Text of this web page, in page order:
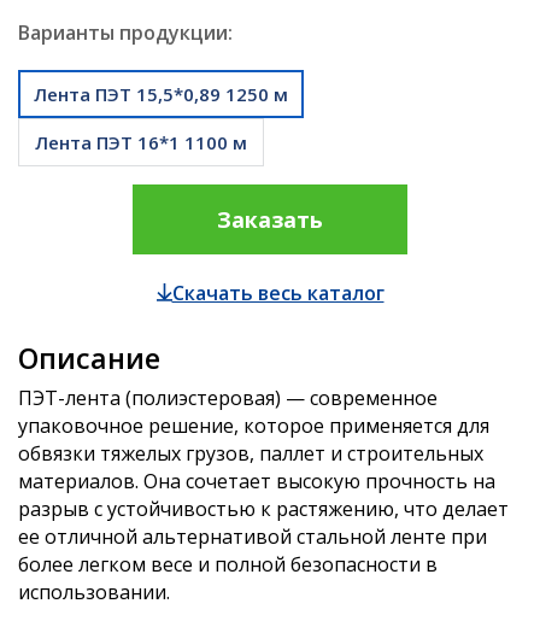
Варианты продукции:
Лента ПЭТ 15,5*0,89 1250 м
Лента ПЭТ 16*1 1100 м
Заказать
Скачать весь каталог
Описание
ПЭТ-лента (полиэстеровая) — современное
упаковочное решение, которое применяется для
обвязки тяжелых грузов, паллет и строительных
материалов. Она сочетает высокую прочность на
разрыв с устойчивостью к растяжению, что делает
ее отличной альтернативой стальной ленте при
более легком весе и полной безопасности в
использовании.